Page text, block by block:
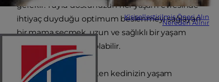
Kişiselleştirilmiş Öneri Alın
Nereden Alınır
gerekir. Tüylü dostunuzun her yaşam evresinde
ihtiyaç duyduğu optimum beslenmeyi sağlayan
bir mama seçmek, uzun ve sağlıklı bir yaşam
sürmesine yardımcı olabilir.
Bir kedi maması ararken kedinizin yaşam